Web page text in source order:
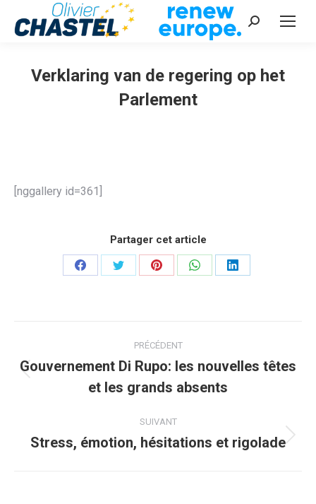
Recherche
Verklaring van de regering op het
Parlement
[nggallery id=361]
Partager cet article
PartagerPartagerPartagerPartagerPartager
article
PRÉCÉDENT
précédent
Gouvernement Di Rupo: les nouvelles têtes
et les grands absents
SUIVANT
Article
Stress, émotion, hésitations et rigolade